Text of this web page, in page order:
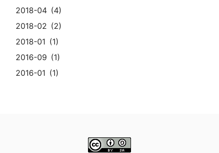
2018-04
4
2018-02
2
2018-01
1
2016-09
1
2016-01
1